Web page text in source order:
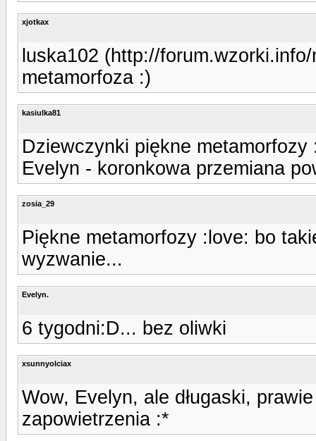
xjotkax
luska102 (http://
metamorfoza :)
kasiulka81
Dziewczynki piękne metamorfozy
Evelyn - koronkowa przemiana
zosia_29
Piękne metamorfozy :love: bo
wyzwanie...
Evelyn.
6 tygodni:D... bez oliwki
xsunnyolciax
Wow, Evelyn, ale długaski,
zapowietrzenia :*